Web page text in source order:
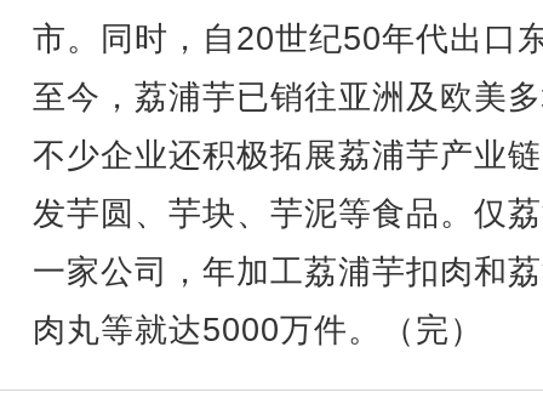
市。同时，自20世纪50年代出口
至今，荔浦芋已销往亚洲及欧美
不少企业还积极拓展荔浦芋产业
发芋圆、芋块、芋泥等食品。仅
一家公司，年加工荔浦芋扣肉和
肉丸等就达5000万件。（完）